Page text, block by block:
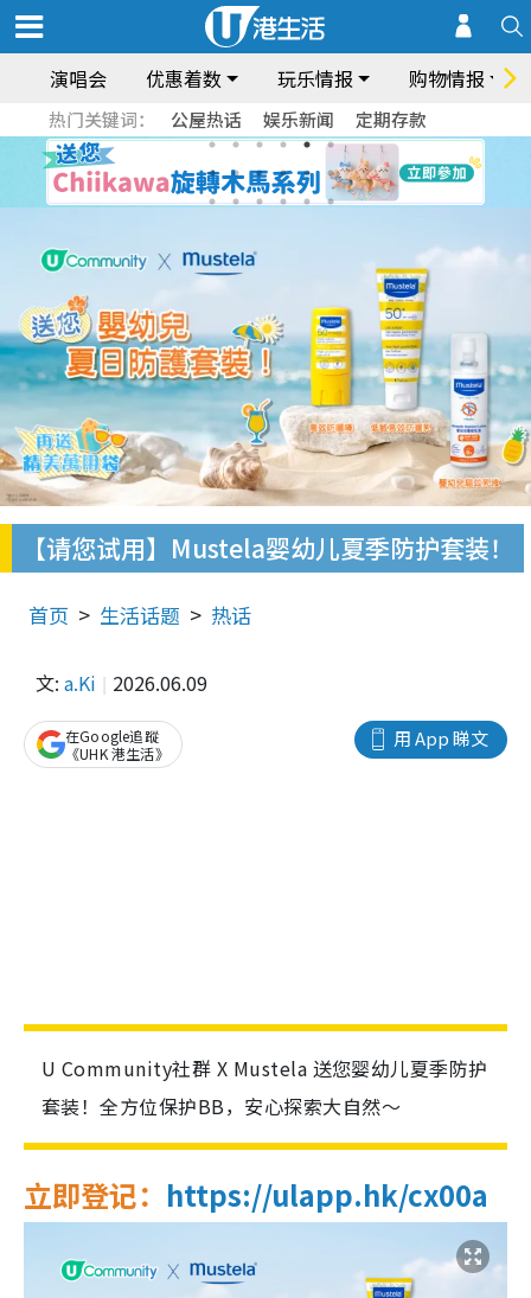
演唱会 优惠着数 玩乐情报 购物情报
热门关键词： 公屋热话 娱乐新闻 定期存款
【请您试用】Mustela婴幼儿夏季防护套装！
首页 生活话题 热话
文: a.Ki 2026.06.09
用 App 睇文
在Google追蹤
《UHK 港生活》
U Community社群 X Mustela 送您婴幼儿夏季防护
套装！全方位保护BB，安心探索大自然～
立即登记： https://ulapp.hk/cx00a